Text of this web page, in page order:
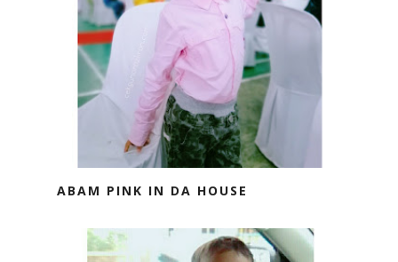
ABAM PINK IN DA HOUSE